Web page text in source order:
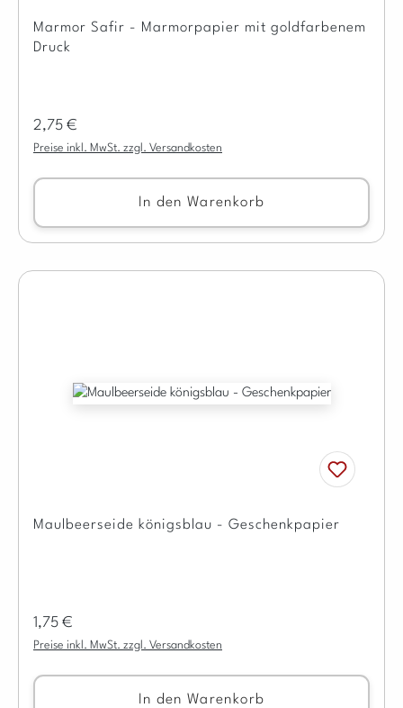
Marmor Safir - Marmorpapier mit goldfarbenem
Druck
Regulärer Preis:
2,75 €
Preise inkl. MwSt. zzgl. Versandkosten
In den Warenkorb
Maulbeerseide königsblau - Geschenkpapier
Regulärer Preis:
1,75 €
Preise inkl. MwSt. zzgl. Versandkosten
In den Warenkorb